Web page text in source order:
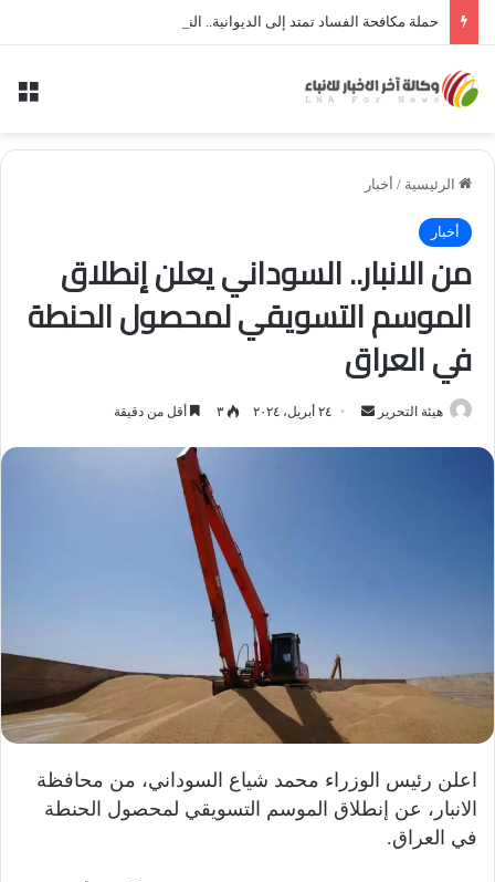
الرئيسية / أخبار
أخبار
من الانبار.. السوداني يعلن إنطلاق
الموسم التسويقي لمحصول الحنطة
في العراق
هيئة التحرير
أرسل ٢٤ أبريل، ٢٠٢٤ ٣ أقل من دقيقة
اعلن رئيس الوزراء محمد شياع السوداني، من محافظة
الانبار، عن إنطلاق الموسم التسويقي لمحصول الحنطة
في العراق.